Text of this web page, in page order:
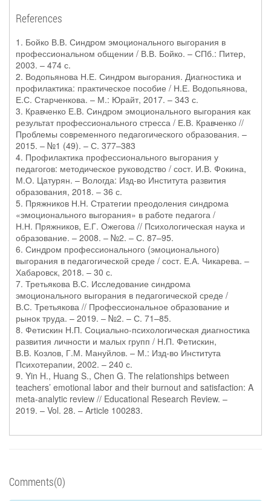
References
1. Бойко В.В. Синдром эмоционального выгорания в
профессиональном общении / В.В. Бойко. – СПб.: Питер,
2003. – 474 с.
2. Водопьянова Н.Е. Синдром выгорания. Диагностика и
профилактика: практическое пособие / Н.Е. Водопьянова,
Е.С. Старченкова. – М.: Юрайт, 2017. – 343 с.
3. Кравченко Е.В. Синдром эмоционального выгорания как
результат профессионального стресса / Е.В. Кравченко //
Проблемы современного педагогического образования. –
2015. – №1 (49). – С. 377–383
4. Профилактика профессионального выгорания у
педагогов: методическое руководство / сост. И.В. Фокина,
М.О. Цатурян. – Вологда: Изд-во Института развития
образования, 2018. – 36 с.
5. Пряжников Н.Н. Стратегии преодоления синдрома
«эмоционального выгорания» в работе педагога /
Н.Н. Пряжников, Е.Г. Ожегова // Психологическая наука и
образование. – 2008. – №2. – С. 87–95.
6. Синдром профессионального (эмоционального)
выгорания в педагогической среде / сост. Е.А. Чикарева. –
Хабаровск, 2018. – 30 с.
7. Третьякова В.С. Исследование синдрома
эмоционального выгорания в педагогической среде /
В.С. Третьякова // Профессиональное образование и
рынок труда. – 2019. – №2. – С. 71–85.
8. Фетискин Н.П. Социально-психологическая диагностика
развития личности и малых групп / Н.П. Фетискин,
В.В. Козлов, Г.М. Мануйлов. – М.: Изд-во Института
Психотерапии, 2002. – 240 с.
9. Yin H., Huang S., Chen G. The relationships between
teachers’ emotional labor and their burnout and satisfaction: A
meta-analytic review // Educational Research Review. –
2019. – Vol. 28. – Article 100283.
Comments(0)